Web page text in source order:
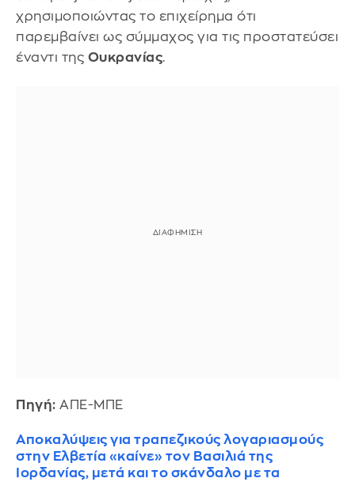
χρησιμοποιώντας το επιχείρημα ότι
παρεμβαίνει ως σύμμαχος για τις προστατεύσει
έναντι της Ουκρανίας.
Πηγή: ΑΠΕ-ΜΠΕ
Αποκαλύψεις για τραπεζικούς λογαριασμούς
στην Ελβετία «καίνε» τον Βασιλιά της
Ιορδανίας, μετά και το σκάνδαλο με τα